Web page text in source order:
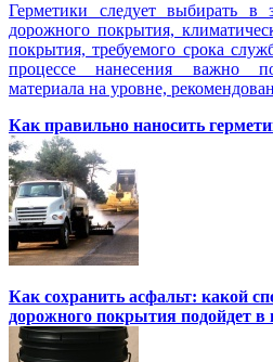
Герметики следует выбирать в
дорожного покрытия,
покрытия, требуемого срока
процессе нанесения важно
материала на уровне,
Как правильно наносить
Как сохранить асфальт: какой
дорожного покрытия подойдет в